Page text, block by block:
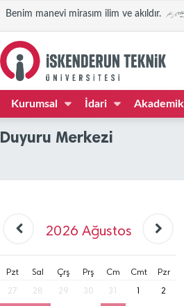
Benim manevi mirasım ilim ve akıldır.
Kurumsal İdari Akademik
Duyuru Merkezi
2026 Ağustos
Pzt Sal Çrş Prş Cm Cmt Pzr
27 28 29 30 31 2